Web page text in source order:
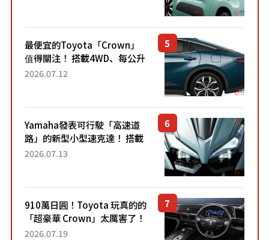
最便宜的Toyota「Crown」
值得關注！ 搭載4WD、每公升
22.4公里低油耗表現超亮眼！
2026.07.12
Yamaha發表可行駛「高速道
路」的新型小型速克達！ 搭載
能享受超強勁「渦輪感」的動
2026.07.13
910萬日圓！Toyota 玩真的的
「超豪華 Crown」太厲害了！
採用由「匠人技藝」打造的
2026.07.19